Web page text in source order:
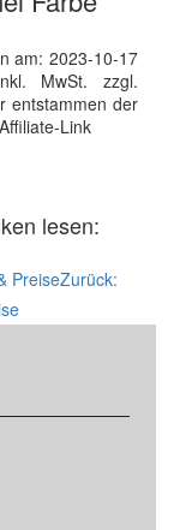
am: 2023-10-17
MwSt. zzgl.
entstammen der
Link
lesen:
PreiseZurück: